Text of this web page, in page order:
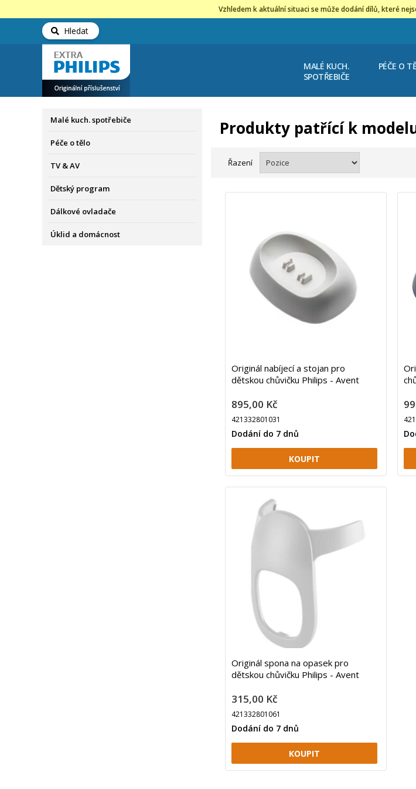
Vzhledem k aktuální situaci se může dodání dílů, které
Hledat
MALÉ KUCH.
SPOTŘEBIČE
PÉČE O
Malé kuch. spotřebiče
Péče o tělo
TV & AV
Dětský program
Dálkové ovladače
Úklid a domácnost
Produkty patřící k modelu
Řazení
Originál nabíjecí a stojan pro
dětskou chůvičku Philips - Avent
895,00 Kč
421332801031
Dodání do 7 dnů
Originál spona na opasek pro
dětskou chůvičku Philips - Avent
315,00 Kč
421332801061
Dodání do 7 dnů